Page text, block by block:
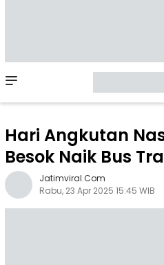
Menu
Hari Angkutan
Besok Naik Bus
Jatimviral.com
Rabu, 23 Apr 2025 15:45 WIB